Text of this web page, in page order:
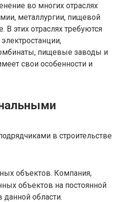
во многих отраслях
металлургии, пищевой
этих отраслях требуются
пищевые заводы и
свои особенности и
в строительстве
объектов. Компания,
объектов на постоянной
области.